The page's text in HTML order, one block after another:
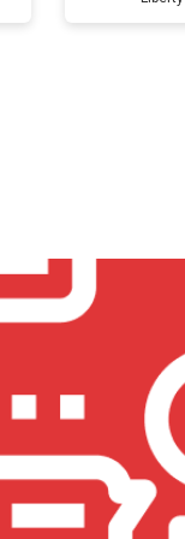
Заказать
Заказать